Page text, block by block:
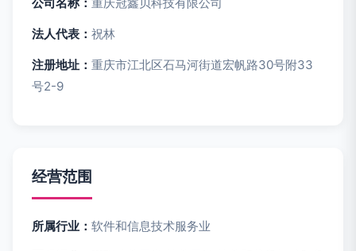
法人代表： 祝林
注册地址： 重庆市江北区石马河街道宏帆路30号附33
号2-9
经营范围
所属行业： 软件和信息技术服务业